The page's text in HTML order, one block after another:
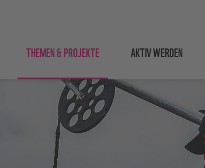
THEMEN & PROJEKTE AKTIV WERDEN